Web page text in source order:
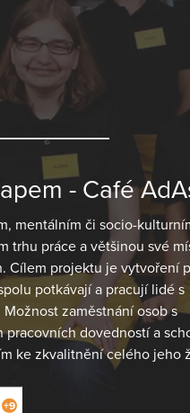
- Café
mentálním či socio-
trhu práce a většinou své
Cílem projektu je vytvoření
potkávají a pracují lidé s
zaměstnání osob s
dovedností a
ke zkvalitnění celého jeho
+9